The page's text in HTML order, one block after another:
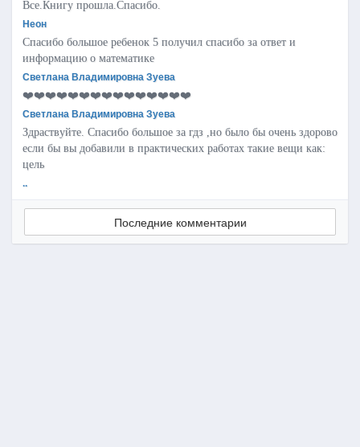
Все.Книгу прошла.Спасибо.
Неон
Спасибо большое ребенок 5 получил спасибо за ответ и
информацию о математике
Светлана Владимировна Зуева
❤️❤️❤️❤️❤️❤️❤️❤️❤️❤️❤️❤️❤️❤️❤️
Светлана Владимировна Зуева
Здраствуйте. Спасибо большое за гдз ,но было бы очень здорово
если бы вы добавили в практических работах такие вещи как:
цель
..
Последние комментарии